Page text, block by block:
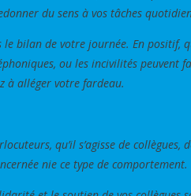
du sens à vos tâches
bilan de votre journée. En positif,
ou les incivilités peuvent
à alléger votre fardeau.
qu’il s’agisse de
nie ce type de